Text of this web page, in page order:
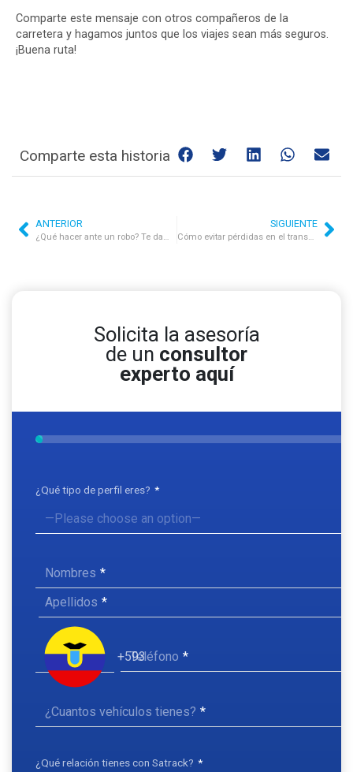
Comparte este mensaje con otros compañeros de la
carretera y hagamos juntos que los viajes sean más seguros.
¡Buena ruta!
Comparte esta historia
ANTERIOR
¿Qué hacer ante un robo? Te damos 4 consejos para proteger tu vehículo
SIGUIENTE
Cómo evitar pérdidas en el transporte de carga con monitoreo GPS
Solicita la asesoría
de un consultor
experto aquí
¿Qué tipo de perfil eres?
Nombres
Apellidos
+593Teléfono
¿Cuantos vehículos tienes?
¿Qué relación tienes con Satrack?